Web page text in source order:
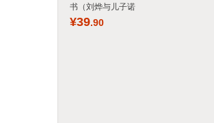
书（刘烨与儿子诺
¥39.90